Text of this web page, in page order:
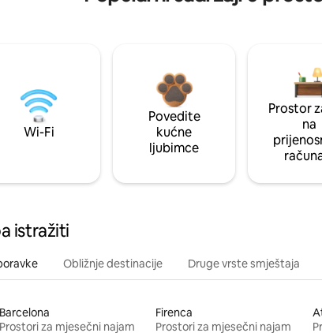
Wi-Fi
Povedite
kućne
ljubimce
Prostor
na
istražiti
Obližnje destinacije Druge vrste smještaja
Barcelona
Prostori za mjesečni najam
Firenca
Prostori za mjesečni najam